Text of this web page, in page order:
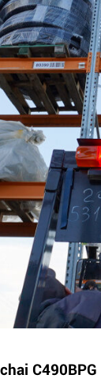
C490BPG